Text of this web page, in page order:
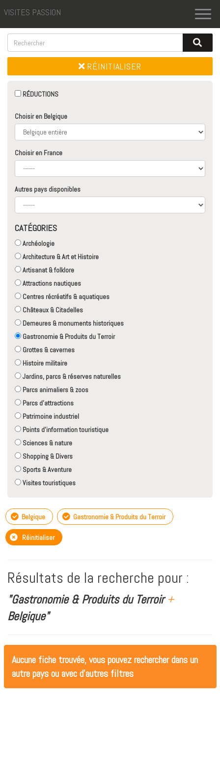
VISITES PASSION
RÉINITIALISER
RÉDUCTIONS
Choisir en Belgique
Choisir en France
Autres pays disponibles
CATÉGORIES
Archéologie
Architecture & Art et Histoire
Artisanat & folklore
Attractions nautiques
Centres récréatifs & aquatiques
Châteaux & Citadelles
Demeures & monuments historiques
Gastronomie & Produits du Terroir
Grottes & cavernes
Histoire militaire
Jardins, parcs & réserves naturelles
Parcs animaliers & zoos
Parcs d'attractions
Patrimoine industriel
Points d'information touristique
Sciences & nature
Shopping & Divers
Sports & Aventure
Visites touristiques
Belgique Gastronomie & Produits du Terroir
Réinitialiser
Résultats de la recherche pour :
"Gastronomie & Produits du Terroir+
Belgique"
Aucune fiche trouvée, vous pouvez rechercher dans un
autre pays ou avec d'autres filtres